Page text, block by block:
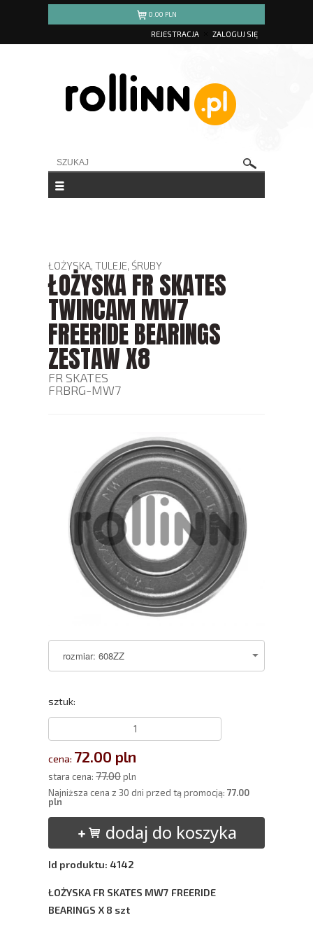
0.00 PLN
REJESTRACJA ZALOGUJ SIĘ
ŁOŻYSKA, TULEJE, ŚRUBY
ŁOŻYSKA FR SKATES
TWINCAM MW7
FREERIDE BEARINGS
ZESTAW X8
FR SKATES
FRBRG-MW7
sztuk:
cena: 72.00 pln
stara cena: 77.00pln
Najniższa cena z 30 dni przed tą promocją: 77.00
pln
dodaj do koszyka
Id produktu: 4142
ŁOŻYSKA FR SKATES MW7 FREERIDE
BEARINGS X 8 szt